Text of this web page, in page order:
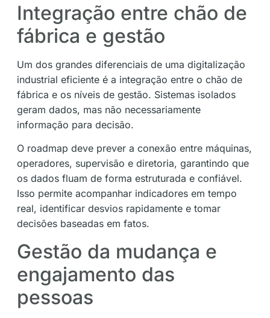
Integração entre chão de
fábrica e gestão
Um dos grandes diferenciais de uma digitalização
industrial eficiente é a integração entre o chão de
fábrica e os níveis de gestão. Sistemas isolados
geram dados, mas não necessariamente
informação para decisão.
O roadmap deve prever a conexão entre máquinas,
operadores, supervisão e diretoria, garantindo que
os dados fluam de forma estruturada e confiável.
Isso permite acompanhar indicadores em tempo
real, identificar desvios rapidamente e tomar
decisões baseadas em fatos.
Gestão da mudança e
engajamento das
pessoas